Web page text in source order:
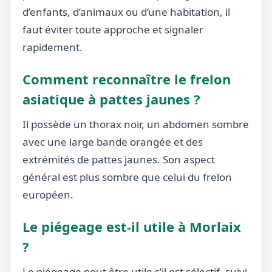
d’enfants, d’animaux ou d’une habitation, il
faut éviter toute approche et signaler
rapidement.
Comment reconnaître le frelon
asiatique à pattes jaunes ?
Il possède un thorax noir, un abdomen sombre
avec une large bande orangée et des
extrémités de pattes jaunes. Son aspect
général est plus sombre que celui du frelon
européen.
Le piégeage est-il utile à Morlaix
?